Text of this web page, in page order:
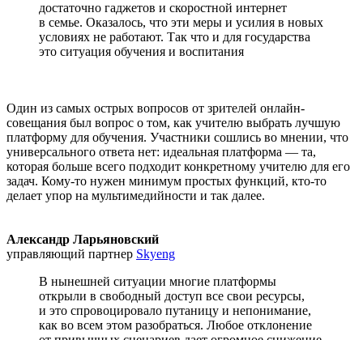
достаточно гаджетов и скоростной интернет
в семье. Оказалось, что эти меры и усилия в новых
условиях не работают. Так что и для государства
это ситуация обучения и воспитания
Один из самых острых вопросов от зрителей онлайн-
совещания был вопрос о том, как учителю выбрать лучшую
платформу для обучения. Участники сошлись во мнении, что
универсального ответа нет: идеальная платформа — та,
которая больше всего подходит конкретному учителю для его
задач. Кому-то нужен минимум простых функций, кто-то
делает упор на мультимедийности и так далее.
Александр Ларьяновский
управляющий партнер Skyeng
В нынешней ситуации многие платформы
открыли в свободный доступ все свои ресурсы,
и это спровоцировало путаницу и непонимание,
как во всем этом разобраться. Любое отклонение